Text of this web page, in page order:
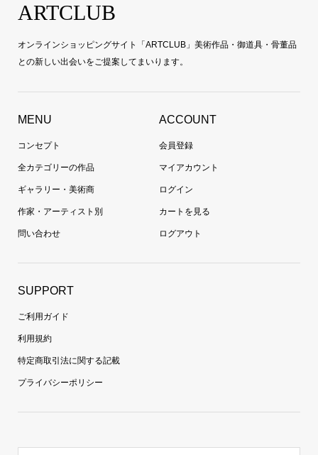
ARTCLUB
オンラインショッピングサイト「ARTCLUB」美術作品・御道具・骨董品
との新しい出会いをご提案してまいります。
MENU
コンセプト
全カテゴリーの作品
ギャラリー・美術商
作家・アーティスト別
問い合わせ
ACCOUNT
会員登録
マイアカウント
ログイン
カートを見る
ログアウト
SUPPORT
ご利用ガイド
利用規約
特定商取引法に関する記載
プライバシーポリシー